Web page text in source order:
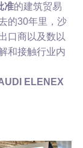
准的建筑贸易
的30年里，沙
口商以及数以
和接触行业内
ELENEX